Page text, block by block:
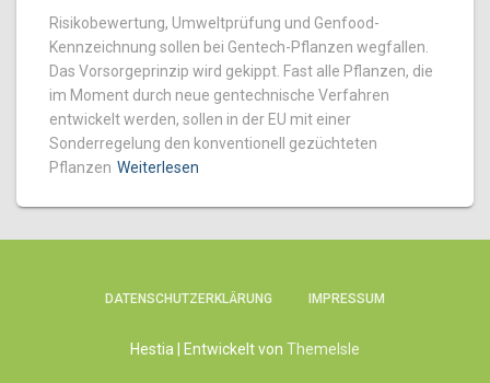
Risikobewertung, Umweltprüfung und Genfood-
Kennzeichnung sollen bei Gentech-Pflanzen wegfallen.
Das Vorsorgeprinzip wird gekippt. Fast alle Pflanzen, die
im Moment durch neue gentechnische Verfahren
entwickelt werden, sollen in der EU mit einer
Sonderregelung den konventionell gezüchteten
Pflanzen Weiterlesen
DATENSCHUTZERKLÄRUNG IMPRESSUM
Hestia | Entwickelt von ThemeIsle